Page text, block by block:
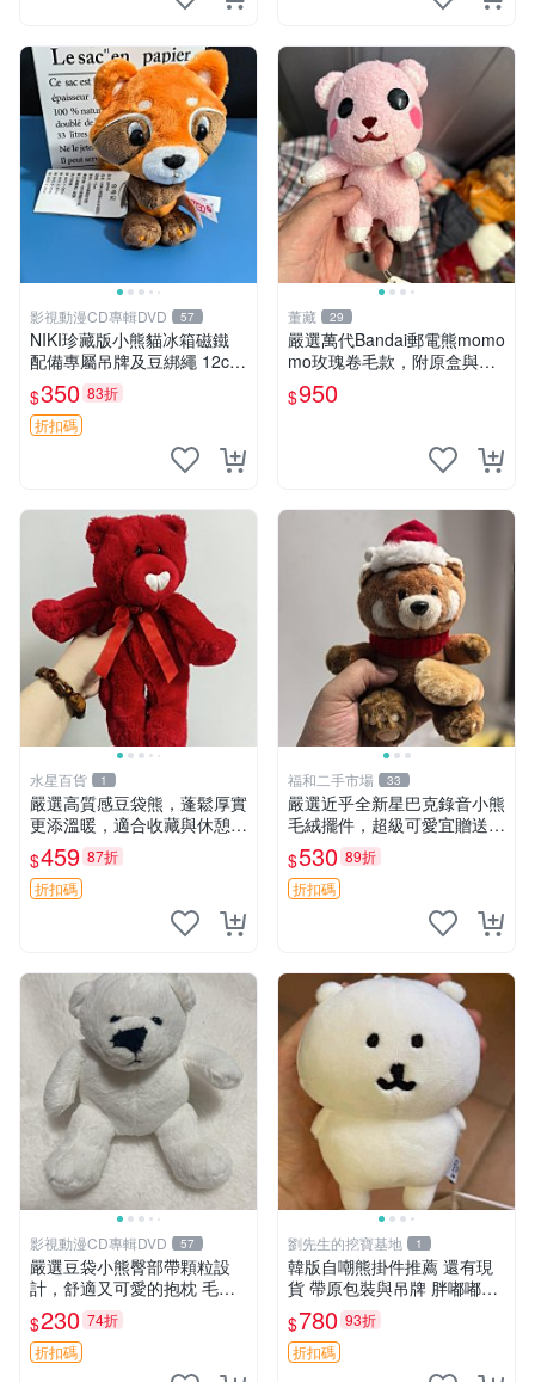
影視動漫CD專輯DVD 57
NIKI珍藏版小熊貓冰箱磁鐵
配備專屬吊牌及豆綁繩 12cm
廢品嚴選 好評推薦 小熊貓冰
箱貼 磁鐵掛件 冰箱飾品
$350 83折
折扣碼
董藏 29
嚴選萬代Bandai郵電熊momo
mo玫瑰卷毛款，附原盒與吊
牌，粉嫩可愛入手即柔軟～
玫瑰卷毛 郵電熊 正品
$950
水星百貨 1
嚴選高質感豆袋熊，蓬鬆厚實
更添溫暖，適合收藏與休憩。
前胸填充飽滿，背部亦具優雅
設計。 豆袋熊 保暖 溫柔 蓬
松
$459 87折
折扣碼
福和二手市場 33
嚴選近乎全新星巴克錄音小熊
毛絨擺件，超級可愛宜贈送掛
飾 錄音小熊 毛絨擺件 贈品
$530 89折
折扣碼
影視動漫CD專輯DVD 57
嚴選豆袋小熊臀部帶顆粒設
計，舒適又可愛的抱枕 毛絨
抱枕、臀部按摩、坐墊
$230 74折
折扣碼
劉先生的挖寶基地 1
韓版自嘲熊掛件推薦 還有現
貨 帶原包裝與吊牌 胖嘟嘟超
可愛 毛絨手感佳 小熊掛件 自
嘲抱枕 小熊抱枕
$780 93折
折扣碼